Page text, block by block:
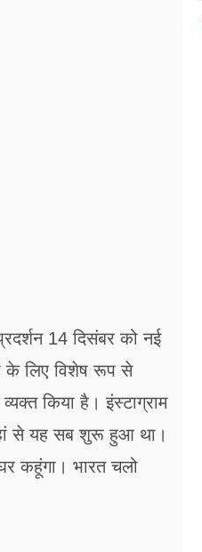
14 दिसंबर को नई
के लिए विशेष रूप से
किया है। इंस्टाग्राम
से यह सब शुरू हुआ था।
कहूंगा। भारत चलो